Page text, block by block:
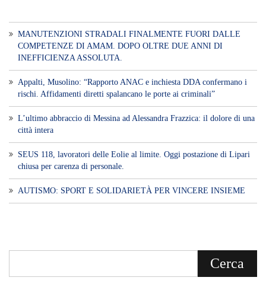
MANUTENZIONI STRADALI FINALMENTE FUORI DALLE
COMPETENZE DI AMAM. DOPO OLTRE DUE ANNI DI
INEFFICIENZA ASSOLUTA.
​Appalti, Musolino: “Rapporto ANAC e inchiesta DDA confermano i
rischi. Affidamenti diretti spalancano le porte ai criminali”
L’ultimo abbraccio di Messina ad Alessandra Frazzica: il dolore di una
città intera
SEUS 118, lavoratori delle Eolie al limite. Oggi postazione di Lipari
chiusa per carenza di personale.
AUTISMO: SPORT E SOLIDARIETÀ PER VINCERE INSIEME